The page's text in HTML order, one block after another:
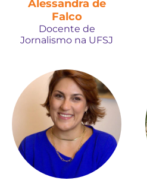
Alessandra de
Falco
Docente de
Jornalismo na UFSJ